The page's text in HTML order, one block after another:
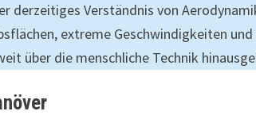
derzeitiges Verständnis von
extreme Geschwindigkeiten
über die menschliche Technik